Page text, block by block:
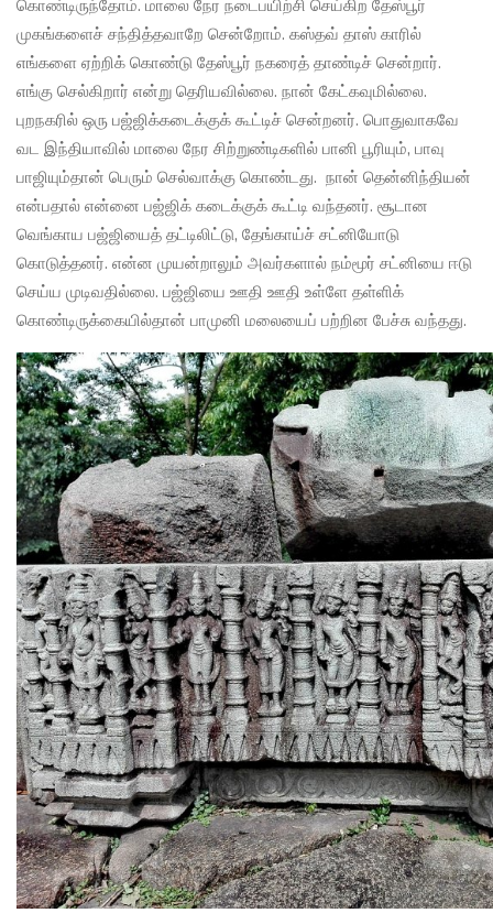
கொண்டிருந்தோம். மாலை நேர நடைபயிற்சி செய்கிற தேஸ்பூர்
முகங்களைச் சந்தித்தவாறே சென்றோம். கஸ்தவ் தாஸ் காரில்
எங்களை ஏற்றிக் கொண்டு தேஸ்பூர் நகரைத் தாண்டிச் சென்றார்.
எங்கு செல்கிறார் என்று தெரியவில்லை. நான் கேட்கவுமில்லை.
புறநகரில் ஒரு பஜ்ஜிக்கடைக்குக் கூட்டிச் சென்றனர். பொதுவாகவே
வட இந்தியாவில் மாலை நேர சிற்றுண்டிகளில் பானி பூரியும், பாவு
பாஜியும்தான் பெரும் செல்வாக்கு கொண்டது. நான் தென்னிந்தியன்
என்பதால் என்னை பஜ்ஜிக் கடைக்குக் கூட்டி வந்தனர். சூடான
வெங்காய பஜ்ஜியைத் தட்டிலிட்டு, தேங்காய்ச் சட்னியோடு
கொடுத்தனர். என்ன முயன்றாலும் அவர்களால் நம்மூர் சட்னியை ஈடு
செய்ய முடிவதில்லை. பஜ்ஜியை ஊதி ஊதி உள்ளே தள்ளிக்
கொண்டிருக்கையில்தான் பாமுனி மலையைப் பற்றின பேச்சு வந்தது.